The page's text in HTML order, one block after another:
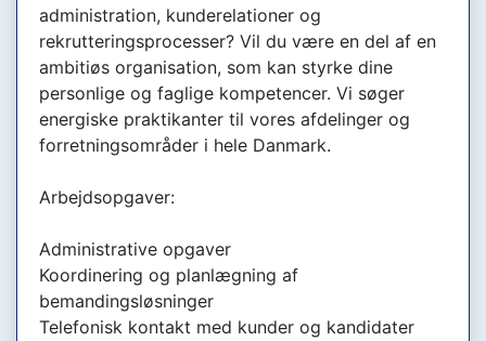
administration, kunderelationer og
rekrutteringsprocesser? Vil du være en del af en
ambitiøs organisation, som kan styrke dine
personlige og faglige kompetencer. Vi søger
energiske praktikanter til vores afdelinger og
forretningsområder i hele Danmark.
Arbejdsopgaver:
Administrative opgaver
Koordinering og planlægning af
bemandingsløsninger
Telefonisk kontakt med kunder og kandidater